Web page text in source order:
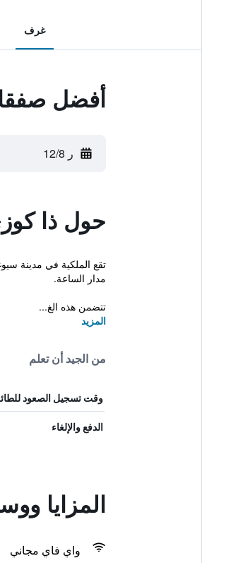
غرف
أفضل
ر 12/8
حول ذا
تقع الملكية في مدينة
مدار الساعة.
تتضمن هذه الغ...
المزيد
من الجيد أن تعلم
وقت تسجيل الصعود
الدفع والإلغاء
المزايا
واي فاي مجاني